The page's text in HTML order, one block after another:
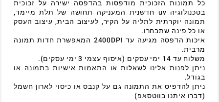
כל תמונות הזכוכית מודפסות בהדפסה ישירה על זכוכית
בטכנולוגיה uv חדשנית המעניקה תחושה של תלת מיימד,
תמונה יוקרתית לתליה על הקיר, לעיצוב הבית, עיצוב העסק
או כל פינה שתבחרו.
איכות הדפסה מגיעה עד 2400DPI המאפשרת חדות תמונה
מרבית.
משלוח עד 14 ימי עסקים (איסוף עצמי 3 ימי עסקים).
ניתן לפנות אלינו לשאלות או התאמות אישיות בתמונה או
בגודל.
ניתן להדפיס את התמונה גם על קנבס או כיסוי לארון חשמל
(דברו איתנו בווטסאפ)